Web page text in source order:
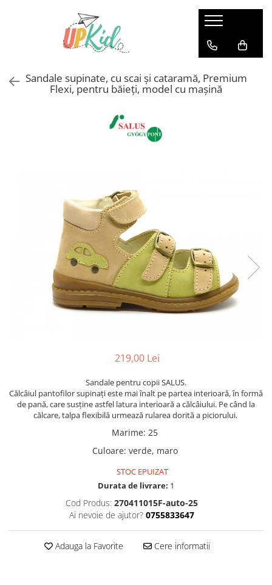
Pentru iarnă
GheteSandale supinate, cu scai și cataramă, Premium
Flexi, pentru băieți, model cu mașină
219,00 Lei
Sandale pentru copii SALUS.
Călcâiul pantofilor supinați este mai înalt pe partea interioară, în formă
de pană, care susține astfel latura interioară a călcâiului. Pe când la
călcare, talpa flexibilă urmează rularea dorită a piciorului.
Marime: 25
Culoare: verde, maro
STOC EPUIZAT
Durata de livrare: 1
Cod Produs: 270411015F-auto-25
Ai nevoie de ajutor? 0755833647
Adauga la Favorite Cere informatii